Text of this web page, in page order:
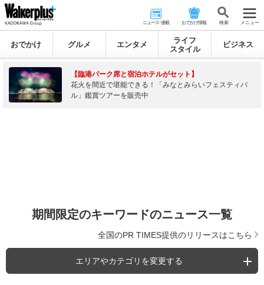
ニュース･連載 おでかけ情報 検 索 メニュー
おでかけ グルメ エンタメ
ライフ
スタイル
ビジネス
【臨港パーク席と宿泊ホテルがセット】
花火を間近で堪能できる！「みなとみらいフェスティバ
ル」鑑賞ツアーを販売中
期間限定のキーワードのニュース一覧
全国のPR TIMES提供のリリースはこちら
エリアやカテゴリを変更する